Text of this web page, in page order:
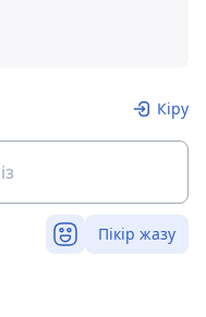
Кіру
Пікір жазу